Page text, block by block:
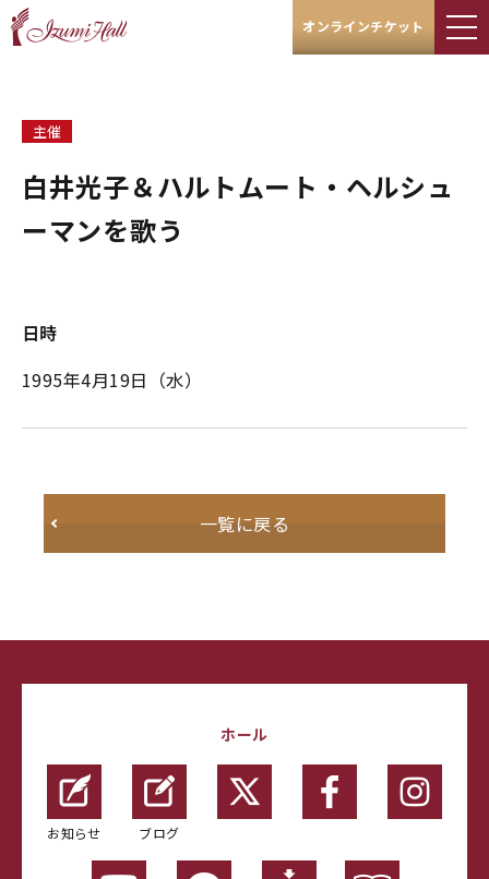
オンラインチケット
主催
白井光子＆ハルトムート・ヘルシュ
ーマンを歌う
日時
1995年4月19日（水）
一覧に戻る
ホール
お知らせ ブログ